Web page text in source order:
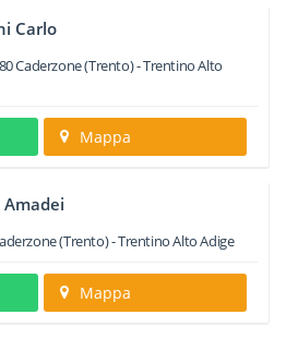
Carlo
Caderzone(Trento) -Trentino Alto
Mappa
(Trento) -Trentino Alto Adige
Mappa